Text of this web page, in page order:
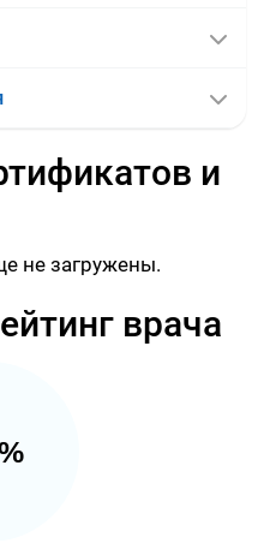
и
не загружены.
врача